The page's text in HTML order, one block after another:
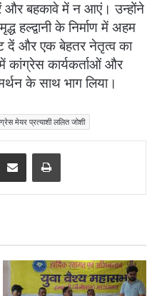
और बहकावे में न आएं। उन्होंने
हल्द्वानी के निर्माण में अहम
दें और एक बेहतर नेतृत्व का
कार्यकर्ताओं और
के साथ भाग लिया।
मेयर प्रत्याशी ललित जोशी
Share via Email Print